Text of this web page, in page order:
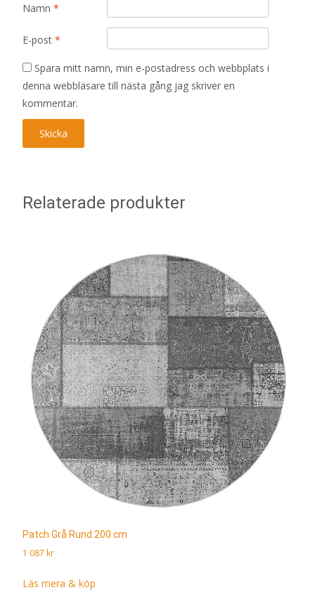
Namn *
E-post *
Spara mitt namn, min e-postadress och webbplats i
denna webbläsare till nästa gång jag skriver en
kommentar.
Relaterade produkter
Patch Grå Rund 200 cm
1 087 kr
Läs mera & köp